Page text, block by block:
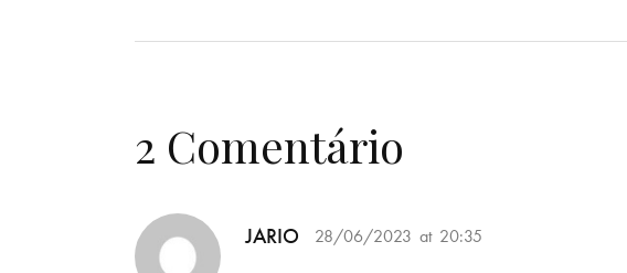
2 Comentário
JARIO 28/06/2023 at 20:35